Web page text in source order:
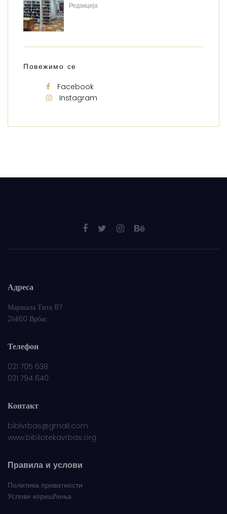
Редакција
Повежимо се
Facebook
Instagram
Адреса
Маршала Тита 87
21460 Врбас
Телефон
021 705 638
021 794 640
Контакт
biblvrbas@gmail.com
www.bibliotekavrbas.org
Правила и услови
Политика приватности
Услови коришћења